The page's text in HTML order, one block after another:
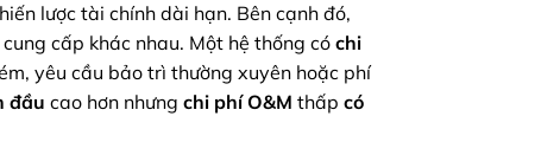
lược tài chính dài hạn. Bên cạnh đó,
cấp khác nhau. Một hệ thống có chi
yêu cầu bảo trì thường xuyên hoặc phí
đầu cao hơn nhưng chi phí O&M thấp có